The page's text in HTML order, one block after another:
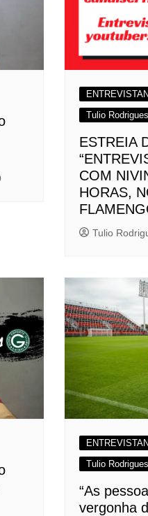
Tulio Rodrigues
ESTREIA
COM
HORAS,
Tulio
Tulio Rodrigues
“As
vergonha